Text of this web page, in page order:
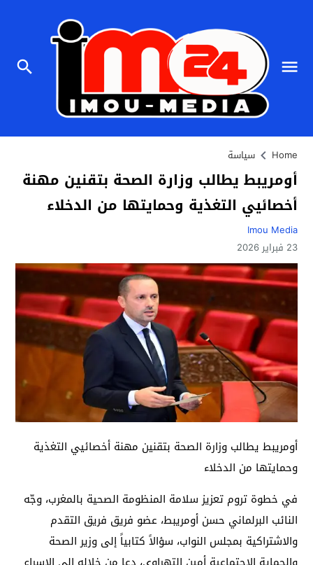
Home سياسة
أومريبط يطالب وزارة الصحة بتقنين مهنة
أخصائيي التغذية وحمايتها من الدخلاء
Imou Media
23 فبراير 2026
أومريبط يطالب وزارة الصحة بتقنين مهنة أخصائيي التغذية
وحمايتها من الدخلاء
في خطوة تروم تعزيز سلامة المنظومة الصحية بالمغرب، وجّه
النائب البرلماني حسن أومريبط، عضو فريق فريق التقدم
والاشتراكية بمجلس النواب، سؤالاً كتابياً إلى وزير الصحة